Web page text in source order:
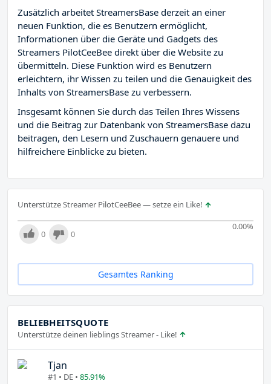
Zusätzlich arbeitet StreamersBase derzeit an einer
neuen Funktion, die es Benutzern ermöglicht,
Informationen über die Geräte und Gadgets des
Streamers PilotCeeBee direkt über die Website zu
übermitteln. Diese Funktion wird es Benutzern
erleichtern, ihr Wissen zu teilen und die Genauigkeit des
Inhalts von StreamersBase zu verbessern.
Insgesamt können Sie durch das Teilen Ihres Wissens
und die Beitrag zur Datenbank von StreamersBase dazu
beitragen, den Lesern und Zuschauern genauere und
hilfreichere Einblicke zu bieten.
Unterstütze Streamer PilotCeeBee — setze ein Like!
0.00%
0 0
Gesamtes Ranking
BELIEBHEITSQUOTE
Unterstütze deinen lieblings Streamer - Like!
Tjan
#1 • DE • 85.91%